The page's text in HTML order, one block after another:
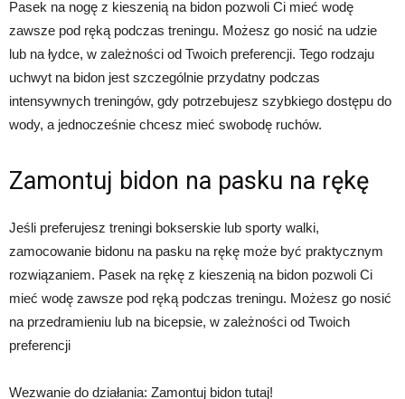
Pasek na nogę z kieszenią na bidon pozwoli Ci mieć wodę
zawsze pod ręką podczas treningu. Możesz go nosić na udzie
lub na łydce, w zależności od Twoich preferencji. Tego rodzaju
uchwyt na bidon jest szczególnie przydatny podczas
intensywnych treningów, gdy potrzebujesz szybkiego dostępu do
wody, a jednocześnie chcesz mieć swobodę ruchów.
Zamontuj bidon na pasku na rękę
Jeśli preferujesz treningi bokserskie lub sporty walki,
zamocowanie bidonu na pasku na rękę może być praktycznym
rozwiązaniem. Pasek na rękę z kieszenią na bidon pozwoli Ci
mieć wodę zawsze pod ręką podczas treningu. Możesz go nosić
na przedramieniu lub na bicepsie, w zależności od Twoich
preferencji
Wezwanie do działania: Zamontuj bidon tutaj!